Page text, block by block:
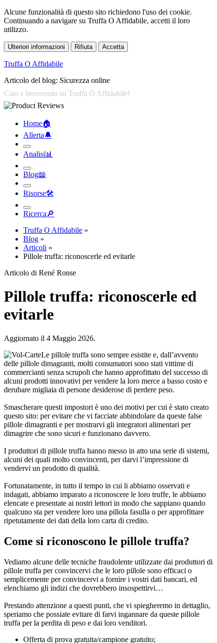
Alcune funzionalità di questo sito richiedono l'uso dei cookie.
Continuando a navigare su Truffa O Affidabile, accetti il loro
utilizzo.
Ulteriori informazioni Rifiuta Accetta
Truffa O Affidabile
Articolo del blog: Sicurezza online
Allerta🔔︎
Analisi
Blog
Risorse
Ricerca
Blog»
Articoli
Pillole truffa: riconoscerle ed evitarle
Pillole truffa: riconoscerle ed
evitarle
delle pillole dimagranti, molti consumatori sono stati vittime di
commercianti senza scrupoli che hanno approfittato del successo di
alcuni prodotti innovativi per vendere la loro merce a basso costo e
derubare migliaia di persone desiderose di perdere peso.
questo sito: per evitare che vi facciate abbindolare da queste false
pillole dimagranti e per mostrarvi gli integratori alimentari per
dimagrire che sono sicuri e funzionano davvero.
alcuni dei quali molto convincenti, per darvi l’impressione di
vendervi un prodotto di qualità.
indagati, abbiamo imparato a riconoscere le loro truffe, le abbiamo
elencate e presentate ai nostri lettori in modo che sappiano quando
qualcuno sta per vendere loro una pillola fasulla o per approfittare
ripetutamente dei dati della loro carta di credito.
pillole truffa per convincervi che le loro pillole sono efficaci o
semplicemente per convincervi a fornire i vostri dati bancari, ed
elenchiamo gli indizi che dovrebbero insospettirvi…
speriamo che possiate evitare di farvi ingannare da queste pillole
truffa per la perdita di peso e dai loro venditori.
Falsi siti di prova delle pillole per la perdita di peso;